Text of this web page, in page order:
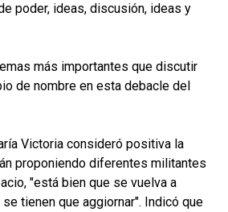
poder, ideas, discusión, ideas y
más importantes que discutir
de nombre en esta debacle del
Victoria consideró positiva la
proponiendo diferentes militantes
"está bien que se vuelva a
tienen que aggiornar". Indicó que